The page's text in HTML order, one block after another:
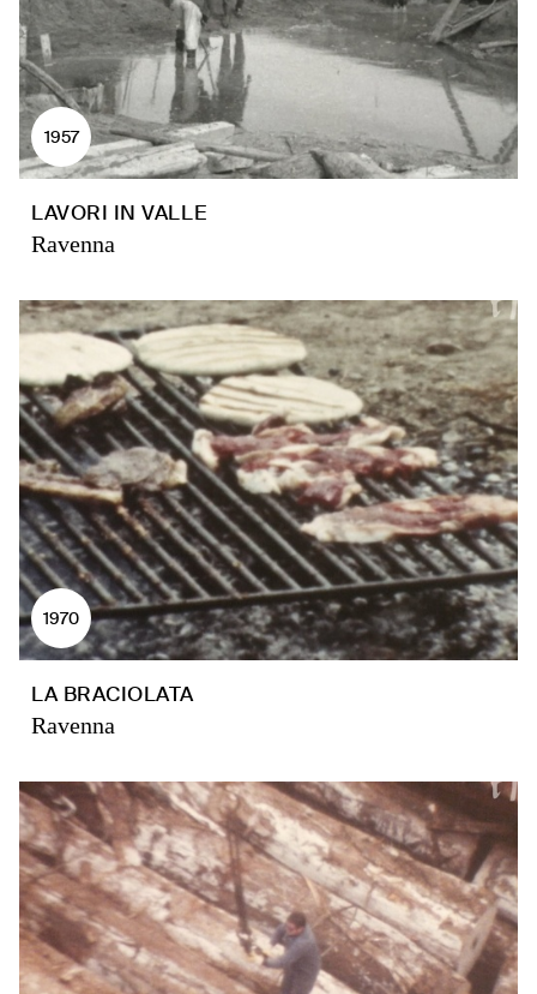
1957
LAVORI IN VALLE
Ravenna
1970
LA BRACIOLATA
Ravenna